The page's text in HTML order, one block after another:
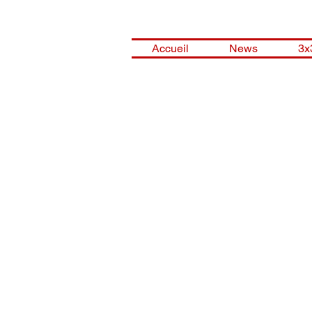
Accueil News